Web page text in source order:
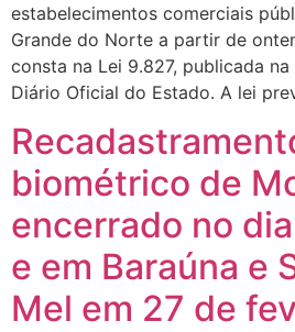
estabelecimentos comerciais
Grande do Norte a partir de
consta na Lei 9.827, publicada
Diário Oficial do Estado. A lei
biométrico de
encerrado no
e em Baraúna e
Mel em 27 de